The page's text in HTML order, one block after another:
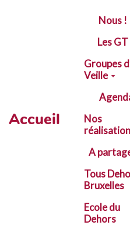
Aller au contenu principal
Accueil
Nous !
Les GT
Groupes
Veille
Nos
A
Tous
Bruxelles
Ecole du
Dehors